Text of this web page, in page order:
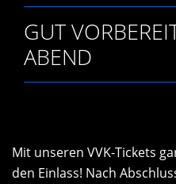
GUT
ABEND
Mit unseren VVK-Tickets
den Einlass! Nach